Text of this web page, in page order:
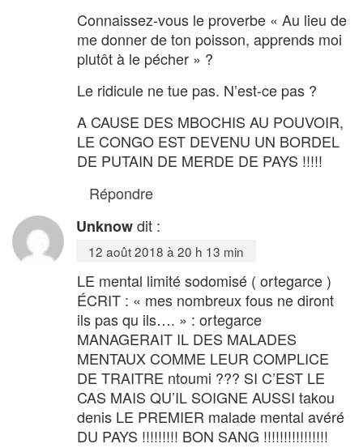
Connaissez-vous le proverbe « Au lieu de
me donner de ton poisson, apprends moi
plutôt à le pécher » ?
Le ridicule ne tue pas. N’est-ce pas ?
A CAUSE DES MBOCHIS AU POUVOIR,
LE CONGO EST DEVENU UN BORDEL
DE PUTAIN DE MERDE DE PAYS !!!!!
Répondre
Unknowdit :
12 août 2018 à 20 h 13 min
LE mental limité sodomisé ( ortegarce )
ÉCRIT : « mes nombreux fous ne diront
ils pas qu ils…. » : ortegarce
MANAGERAIT IL DES MALADES
MENTAUX COMME LEUR COMPLICE
DE TRAITRE ntoumi ??? SI C’EST LE
CAS MAIS QU’IL SOIGNE AUSSI takou
denis LE PREMIER malade mental avéré
DU PAYS !!!!!!!!! BON SANG !!!!!!!!!!!!!!!!